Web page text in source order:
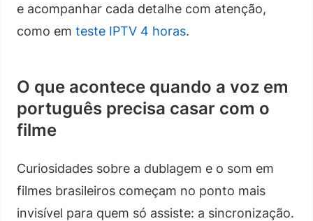
e acompanhar cada detalhe com atenção,
como em teste IPTV 4 horas.
O que acontece quando a voz em
português precisa casar com o
filme
Curiosidades sobre a dublagem e o som em
filmes brasileiros começam no ponto mais
invisível para quem só assiste: a sincronização.